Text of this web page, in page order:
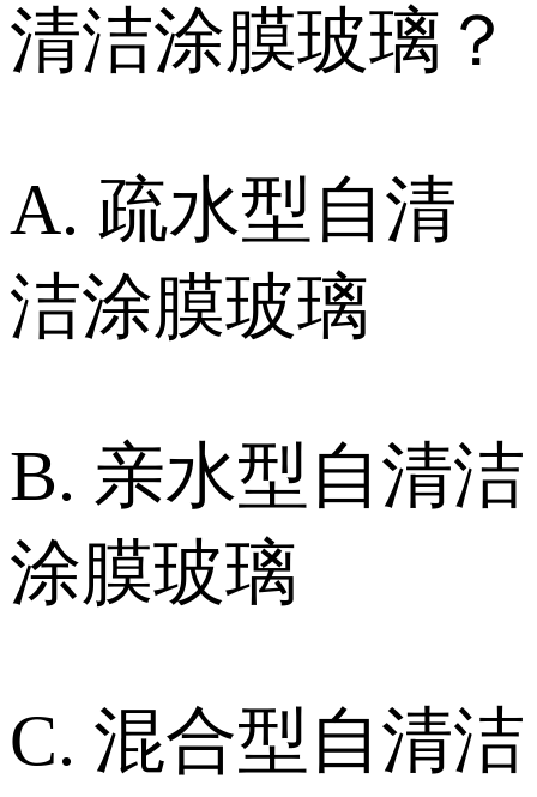
清洁涂膜玻璃？
A. 疏水型自清
洁涂膜玻璃
B. 亲水型自清洁
涂膜玻璃
C. 混合型自清洁